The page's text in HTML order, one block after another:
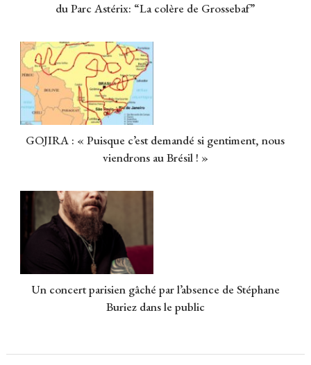
du Parc Astérix: “La colère de Grossebaf”
GOJIRA : « Puisque c’est demandé si gentiment, nous
viendrons au Brésil ! »
Un concert parisien gâché par l’absence de Stéphane
Buriez dans le public